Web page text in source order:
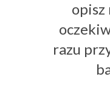
opisz
razu